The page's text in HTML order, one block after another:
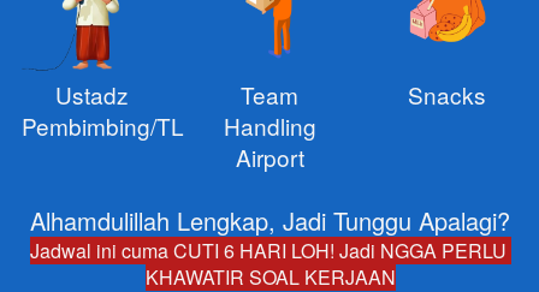
Ustadz
Pembimbing/TL
Team
Handling
Airport
Snacks
Alhamdulillah Lengkap, Jadi Tunggu Apalagi?
Jadwal ini cuma CUTI 6 HARI LOH! Jadi NGGA PERLU
KHAWATIR SOAL KERJAAN